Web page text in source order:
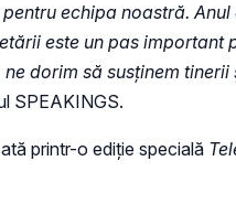
echipa noastră.
este un pas
dorim să susținem
SPEAKINGS.
printr-o ediție specială